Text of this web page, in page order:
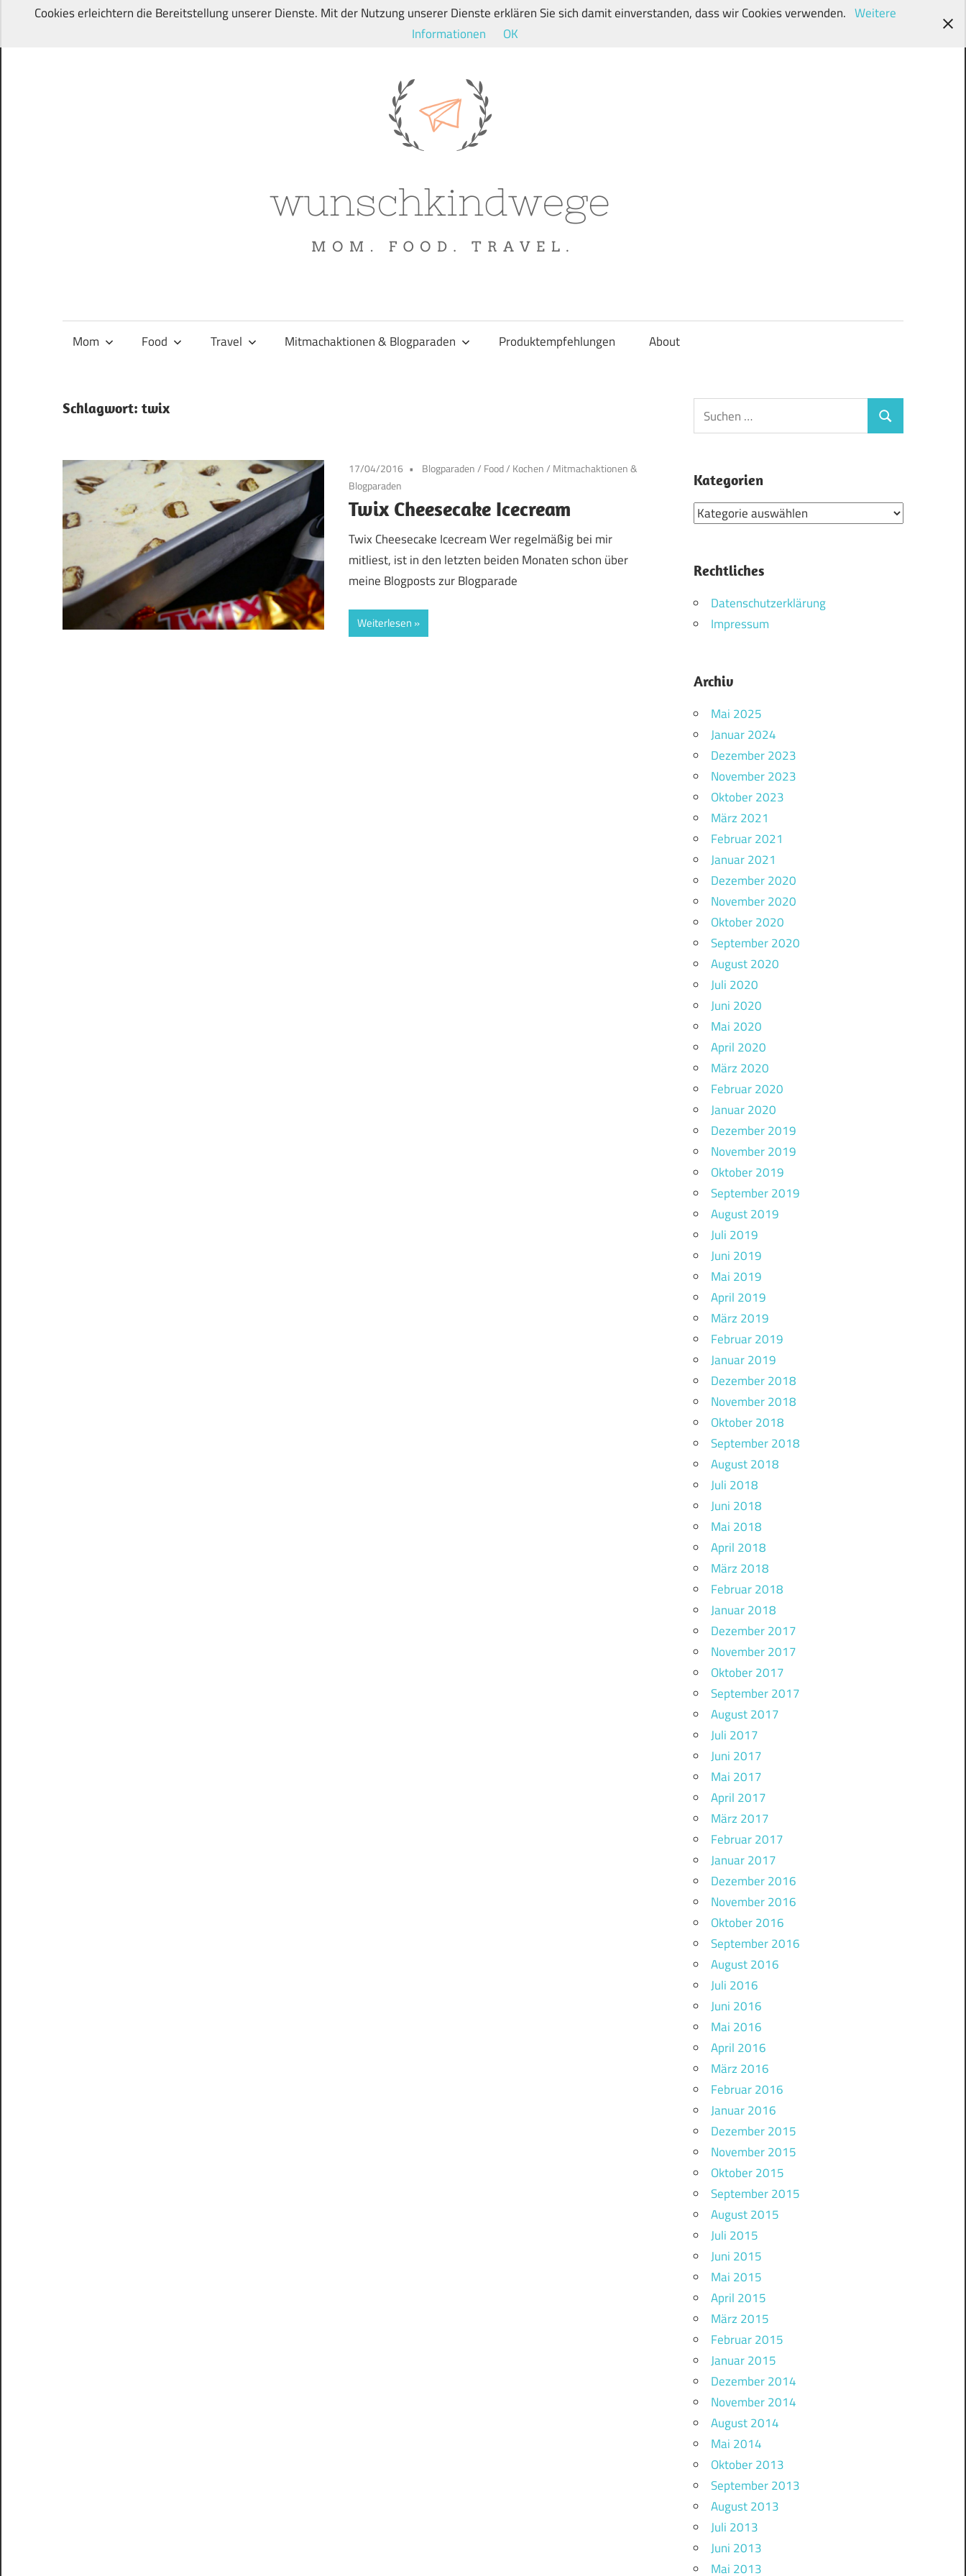
Zum
ihren
Familien-,
und
Travelblog
Mom Food Travel Mitmachaktionen & Blogparaden Produktempfehlungen About
Schlagwort: twix
17/04/2016 Blogparaden/ Food/ Kochen/ Mitmachaktionen &
Blogparaden
Twix Cheesecake Icecream
Twix Cheesecake Icecream Wer regelmäßig bei mir
mitliest, ist in den letzten beiden Monaten schon über
meine Blogposts zur Blogparade
Weiterlesen
Suchen
nach:
Suchen
Kategorien
Kategorien
Rechtliches
Datenschutzerklärung
Impressum
Archiv
Mai 2025
Januar 2024
Dezember 2023
November 2023
Oktober 2023
März 2021
Februar 2021
Januar 2021
Dezember 2020
November 2020
Oktober 2020
September 2020
August 2020
Juli 2020
Juni 2020
Mai 2020
April 2020
März 2020
Februar 2020
Januar 2020
Dezember 2019
November 2019
Oktober 2019
September 2019
August 2019
Juli 2019
Juni 2019
Mai 2019
April 2019
März 2019
Februar 2019
Januar 2019
Dezember 2018
November 2018
Oktober 2018
September 2018
August 2018
Juli 2018
Juni 2018
Mai 2018
April 2018
März 2018
Februar 2018
Januar 2018
Dezember 2017
November 2017
Oktober 2017
September 2017
August 2017
Juli 2017
Juni 2017
Mai 2017
April 2017
März 2017
Februar 2017
Januar 2017
Dezember 2016
November 2016
Oktober 2016
September 2016
August 2016
Juli 2016
Juni 2016
Mai 2016
April 2016
März 2016
Februar 2016
Januar 2016
Dezember 2015
November 2015
Oktober 2015
September 2015
August 2015
Juli 2015
Juni 2015
Mai 2015
April 2015
März 2015
Februar 2015
Januar 2015
Dezember 2014
November 2014
August 2014
Mai 2014
Oktober 2013
September 2013
August 2013
Juli 2013
Juni 2013
Mai 2013
Cookies erleichtern die Bereitstellung unserer Dienste. Mit der Nutzung unserer Dienste erklären Sie sich damit einverstanden, dass wir Cookies verwenden. Weitere
Informationen
OK